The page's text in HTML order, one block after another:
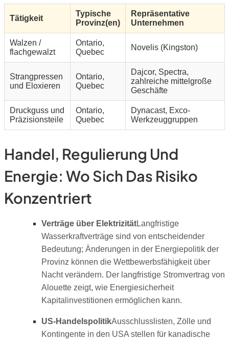
Tätigkeit
Typische
Provinz(en)
Repräsentative
Unternehmen
Walzen /
flachgewalzt
Ontario,
Quebec
Novelis (Kingston)
Strangpressen
und Eloxieren
Ontario,
Quebec
Dajcor, Spectra,
zahlreiche mittelgroße
Geschäfte
Druckguss und
Präzisionsteile
Ontario,
Quebec
Dynacast, Exco-
Werkzeuggruppen
Handel, Regulierung Und
Energie: Wo Sich Das Risiko
Konzentriert
Verträge über ElektrizitätLangfristige
Wasserkraftverträge sind von entscheidender
Bedeutung; Änderungen in der Energiepolitik der
Provinz können die Wettbewerbsfähigkeit über
Nacht verändern. Der langfristige Stromvertrag von
Alouette zeigt, wie Energiesicherheit
Kapitalinvestitionen ermöglichen kann.
US-HandelspolitikAusschlusslisten, Zölle und
Kontingente in den USA stellen für kanadische